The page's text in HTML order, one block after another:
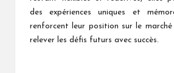
des expériences uniques et
renforcent leur position sur le
relever les défis futurs avec succès.